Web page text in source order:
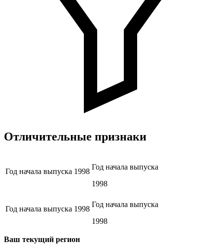
Отличительные признаки
Год начала выпуска 1998
Год начала выпуска
1998
Год начала выпуска 1998
Год начала выпуска
1998
Ваш текущий регион